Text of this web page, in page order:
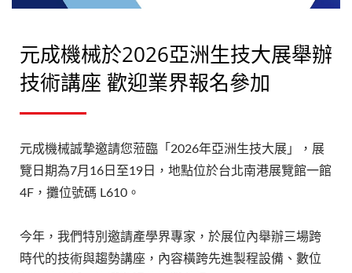
元成機械於2026亞洲生技大展舉辦
技術講座 歡迎業界報名參加
元成機械誠摯邀請您蒞臨「2026年亞洲生技大展」，展
覽日期為7月16日至19日，地點位於台北南港展覽館一館
4F，攤位號碼 L610。
今年，我們特別邀請產學界專家，於展位內舉辦三場跨
時代的技術與趨勢講座，內容橫跨先進製程設備、數位